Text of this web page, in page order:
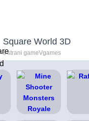
Square World 3D
s strani gameVgames